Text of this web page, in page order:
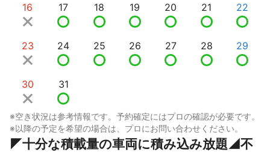
16 17 18 19 20 21 22
23 24 25 26 27 28 29
30 31
※空き状況は参考情報です。予約確定にはプロの確認が必要です。
※以降の予定を希望の場合は、プロにお問い合わせください。
◤十分な積載量の車両に積み込み放題◢不